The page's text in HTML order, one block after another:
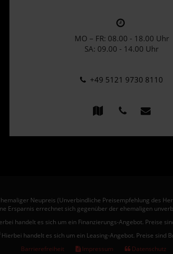
MO – FR: 08.00 - 18.00 Uhr
SA: 09.00 - 14.00 Uhr
+49 5121 9730 8110
Neupreis (Unverbindliche Preisempfehlung des
Ersparnis errechnet sich gegenüber der ehemaligen
handelt es sich um ein Finanzierungs-Angebot. Preise
Hierbei handelt es sich um ein Leasing-Angebot. Preise sind
Barrierefreiheit
Impressum Datenschutz